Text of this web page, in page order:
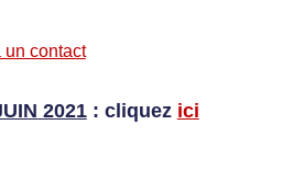
2021: cliquez ici